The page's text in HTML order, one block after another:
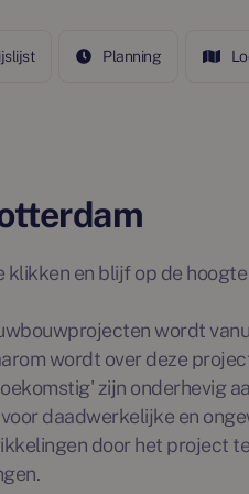
Planning
en blijf op de
wordt
wordt over deze
zijn onderhevig
daadwerkelijke en
door het project